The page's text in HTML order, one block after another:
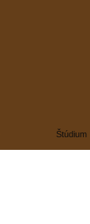
Štúdium